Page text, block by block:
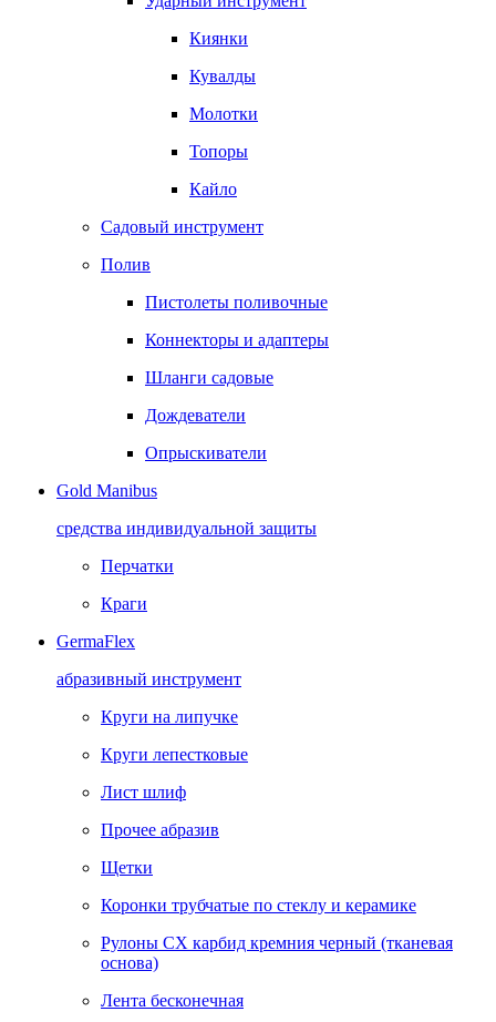
Киянки
Кувалды
Молотки
Топоры
Кайло
Садовый инструмент
Полив
Пистолеты поливочные
Коннекторы и адаптеры
Шланги садовые
Дождеватели
Опрыскиватели
Gold Manibus
средства индивидуальной защиты
Перчатки
Краги
GermaFlex
абразивный инструмент
Круги на липучке
Круги лепестковые
Лист шлиф
Прочее абразив
Щетки
Коронки трубчатые по стеклу и керамике
Рулоны CX карбид кремния черный (тканевая
основа)
Лента бесконечная